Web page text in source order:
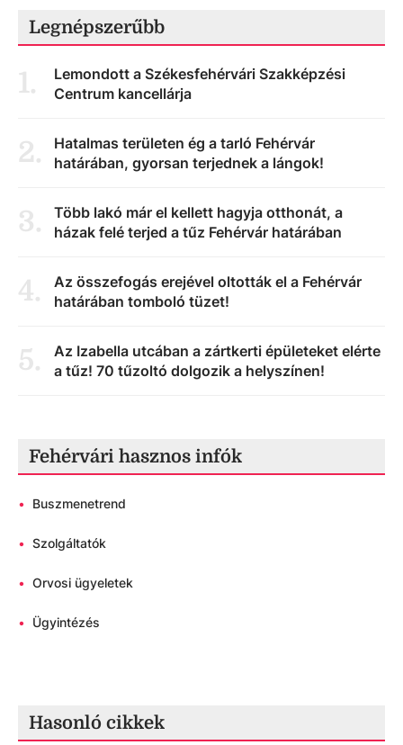
Legnépszerűbb
1.
Lemondott a Székesfehérvári Szakképzési
Centrum kancellárja
2.
Hatalmas területen ég a tarló Fehérvár
határában, gyorsan terjednek a lángok!
3.
Több lakó már el kellett hagyja otthonát, a
házak felé terjed a tűz Fehérvár határában
4.
Az összefogás erejével oltották el a Fehérvár
határában tomboló tüzet!
5.
Az Izabella utcában a zártkerti épületeket elérte
a tűz! 70 tűzoltó dolgozik a helyszínen!
Fehérvári hasznos infók
• Buszmenetrend
• Szolgáltatók
• Orvosi ügyeletek
• Ügyintézés
Hasonló cikkek